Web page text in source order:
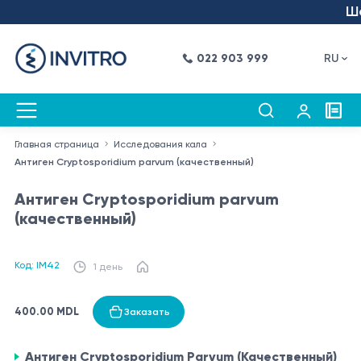
022 903 999 RU
Главная страница
Исследования кала
Антиген Cryptosporidium parvum (качественный)
Антиген Cryptosporidium parvum
(качественный)
Код: IM42 1 день
400.00 MDL Заказать
Антиген Cryptosporidium Parvum (Качественный)